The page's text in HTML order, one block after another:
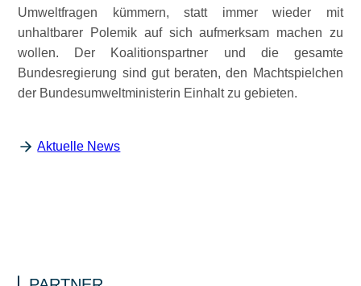
Umweltfragen kümmern, statt immer wieder mit
unhaltbarer Polemik auf sich aufmerksam machen zu
wollen. Der Koalitionspartner und die gesamte
Bundesregierung sind gut beraten, den Machtspielchen
der Bundesumweltministerin Einhalt zu gebieten.
Aktuelle News